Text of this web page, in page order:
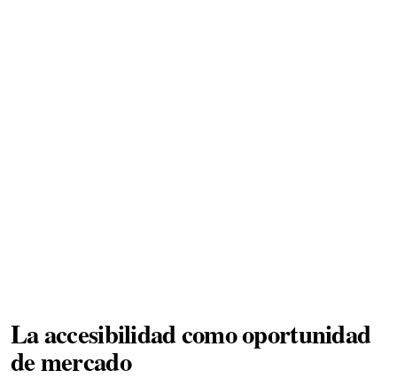
La accesibilidad como oportunidad
de mercado